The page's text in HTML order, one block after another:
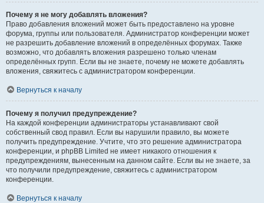
Почему я не могу добавлять вложения?
Право добавления вложений может быть предоставлено на уровне
форума, группы или пользователя. Администратор конференции может
не разрешить добавление вложений в определённых форумах. Также
возможно, что добавлять вложения разрешено только членам
определённых групп. Если вы не знаете, почему не можете добавлять
вложения, свяжитесь с администратором конференции.
Вернуться к началу
Почему я получил предупреждение?
На каждой конференции администраторы устанавливают свой
собственный свод правил. Если вы нарушили правило, вы можете
получить предупреждение. Учтите, что это решение администратора
конференции, и phpBB Limited не имеет никакого отношения к
предупреждениям, вынесенным на данном сайте. Если вы не знаете, за
что получили предупреждение, свяжитесь с администратором
конференции.
Вернуться к началу